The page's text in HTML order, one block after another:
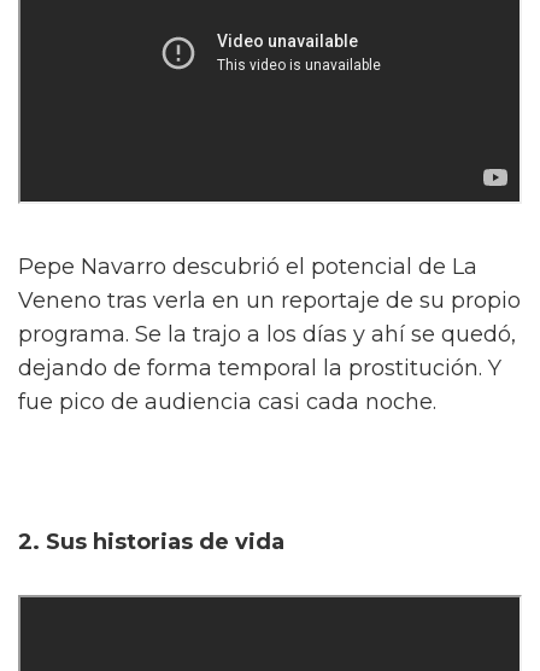
Pepe Navarro descubrió el potencial de La
Veneno tras verla en un reportaje de su propio
programa. Se la trajo a los días y ahí se quedó,
dejando de forma temporal la prostitución. Y
fue pico de audiencia casi cada noche.
2. Sus historias de vida